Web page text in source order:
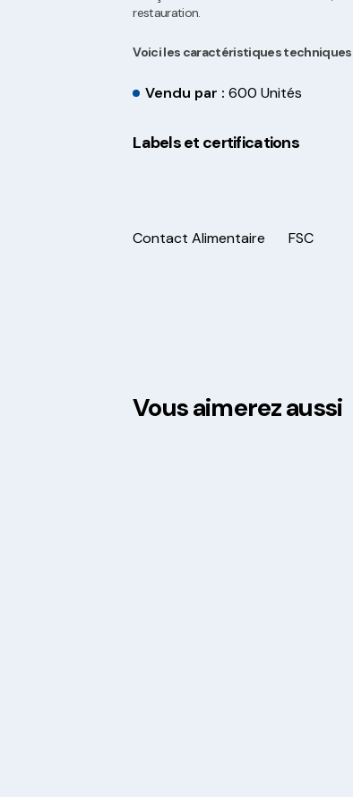
restauration.
Voici les caractéristiques techniques
Vendu par :600 Unités
Labels et certifications
Contact Alimentaire FSC
Vous aimerez aussi